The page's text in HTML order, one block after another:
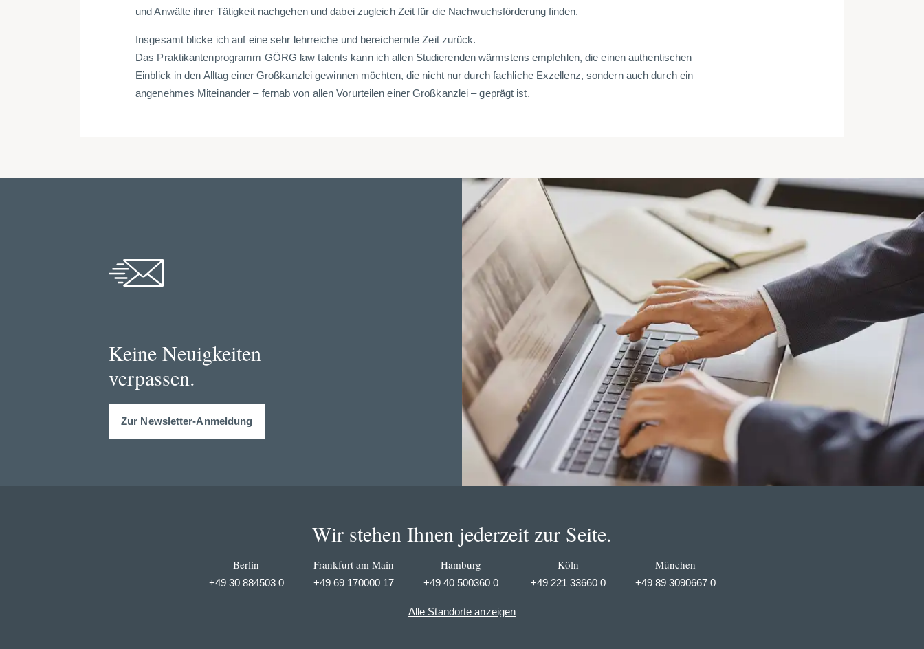
und Anwälte ihrer Tätigkeit nachgehen und dabei zugleich Zeit für die Nachwuchsförderung finden.
Insgesamt blicke ich auf eine sehr lehrreiche und bereichernde Zeit zurück.
Das Praktikantenprogramm GÖRG law talents kann ich allen Studierenden wärmstens empfehlen, die einen authentischen
Einblick in den Alltag einer Großkanzlei gewinnen möchten, die nicht nur durch fachliche Exzellenz, sondern auch durch ein
angenehmes Miteinander – fernab von allen Vorurteilen einer Großkanzlei – geprägt ist.
Keine Neuigkeiten
verpassen.
Zur Newsletter-Anmeldung
Wir stehen Ihnen jederzeit zur Seite.
Berlin
+49 30 884503 0
Frankfurt am Main
+49 69 170000 17
Hamburg
+49 40 500360 0
Köln
+49 221 33660 0
München
+49 89 3090667 0
Alle Standorte anzeigen